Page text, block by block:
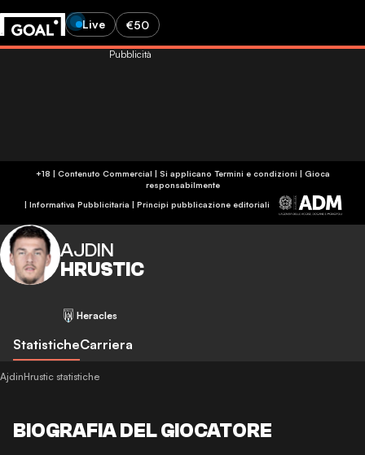
Live €50
+18 | Contenuto Commercial | Si applicano Termini e condizioni | Gioca
responsabilmente
| Informativa Pubblicitaria | Principi pubblicazione editoriali
Pubblicità
AJDIN
HRUSTIC
Heracles
StatisticheCarriera
AjdinHrustic statistiche
BIOGRAFIA DEL GIOCATORE